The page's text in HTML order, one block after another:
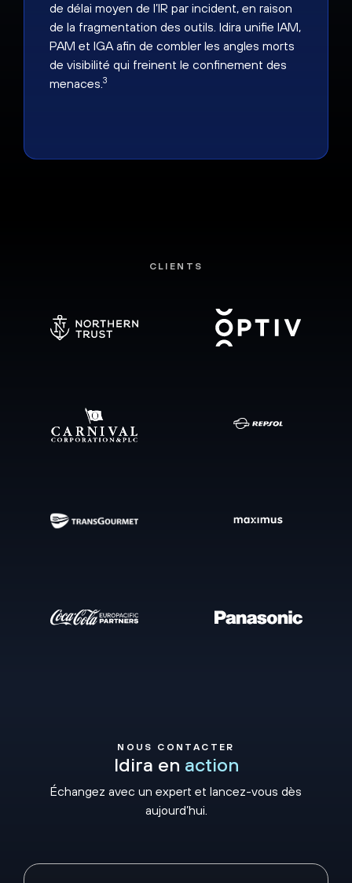
de délai moyen de l’IR par incident, en raison
de la fragmentation des outils. Idira unifie IAM,
PAM et IGA afin de combler les angles morts
de visibilité qui freinent le confinement des
menaces. 3
CLIENTS
NOUS CONTACTER
Idira en action
Échangez avec un expert et lancez-vous dès
aujourd’hui.